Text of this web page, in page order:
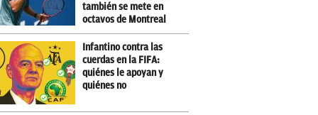
también se mete en
octavos de Montreal
Infantino contra las
cuerdas en la FIFA:
quiénes le apoyan y
quiénes no